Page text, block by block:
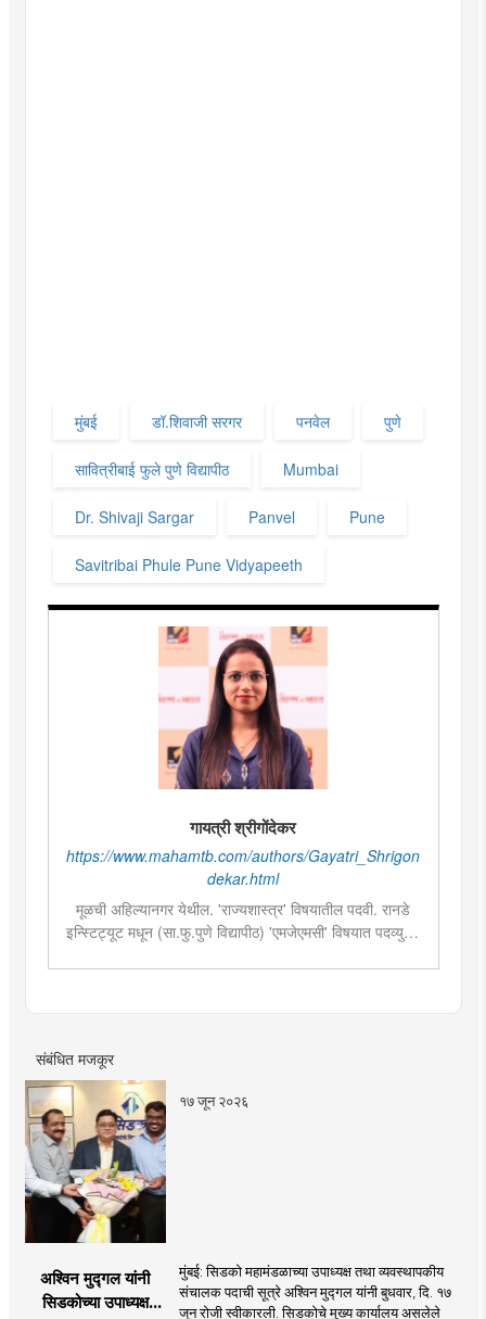
मुंबई डॉ.शिवाजी सरगर पनवेल पुणे
सावित्रीबाई फुले पुणे विद्यापीठ Mumbai
Dr. Shivaji Sargar Panvel Pune
Savitribai Phule Pune Vidyapeeth
गायत्री श्रीगोंदेकर
https://www.mahamtb.com/authors/Gayatri_Shrigon
dekar.html
मूळची अहिल्यानगर येथील. 'राज्यशास्त्र' विषयातील पदवी. रानडे
इन्स्टिट्यूट मधून (सा.फु.पुणे विद्यापीठ) 'एमजेएमसी' विषयात पदव्युत्तर
पदावर रुजू. सद्यस्थितीत 'इन्फ्रास्ट्रक्चर आणि डेव्हलपमेंट' विशेष
संबंधित मजकूर
१७ जून २०२६
अश्विन मुद्गल यांनी
सिडकोच्या उपाध्यक्ष
मुंबई: सिडको महामंडळाच्या उपाध्यक्ष तथा व्यवस्थापकीय
संचालक पदाची सूत्रे अश्विन मुद्गल यांनी बुधवार, दि. १७
जून रोजी स्वीकारली. सिडकोचे मुख्य कार्यालय असलेले